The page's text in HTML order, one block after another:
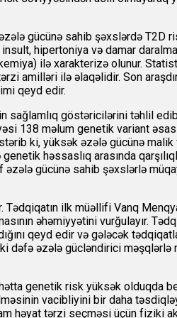
gücünə sahib şəxslərdə
hipertoniya və damar
ilə xarakterizə olunur.
amilləri ilə əlaqəlidir. Son
qeyd edir.
sağlamlıq göstəricilərini təhlil
138 məlum genetik variant
ki, yüksək əzələ gücünə
həssaslıq arasında
gücünə sahib şəxslərlə
Tədqiqatın ilk müəllifi Vanq
əhəmiyyətini vurğulayır.
qeyd edir və gələcək
dəfə əzələ gücləndirici
genetik risk yüksək olduqda
vacibliyini bir daha
həyat tərzi seçməsi üçün fiziki